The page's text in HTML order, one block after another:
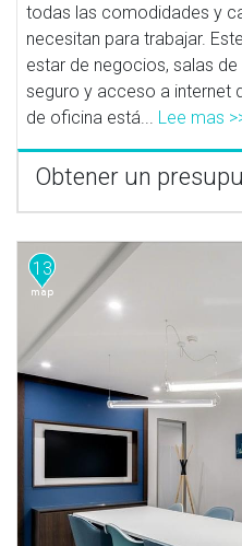
todas las comodidades y
necesitan para trabajar.
estar de negocios, salas
seguro y acceso a internet
de oficina está... Lee mas
Obtener un
13